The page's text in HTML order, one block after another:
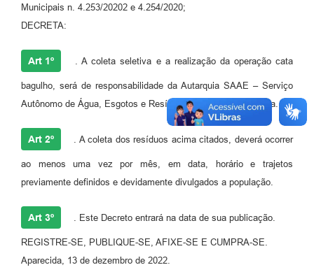
Municipais n. 4.253/20202 e 4.254/2020;
DECRETA:
Art 1º . A coleta seletiva e a realização da operação cata
bagulho, será de responsabilidade da Autarquia SAAE – Serviço
Autônomo de Água, Esgotos e Resíduos Sólidos de Aparecida.
Art 2º . A coleta dos resíduos acima citados, deverá ocorrer
ao menos uma vez por mês, em data, horário e trajetos
previamente definidos e devidamente divulgados a população.
Art 3º . Este Decreto entrará na data de sua publicação.
REGISTRE-SE, PUBLIQUE-SE, AFIXE-SE E CUMPRA-SE.
Aparecida, 13 de dezembro de 2022.